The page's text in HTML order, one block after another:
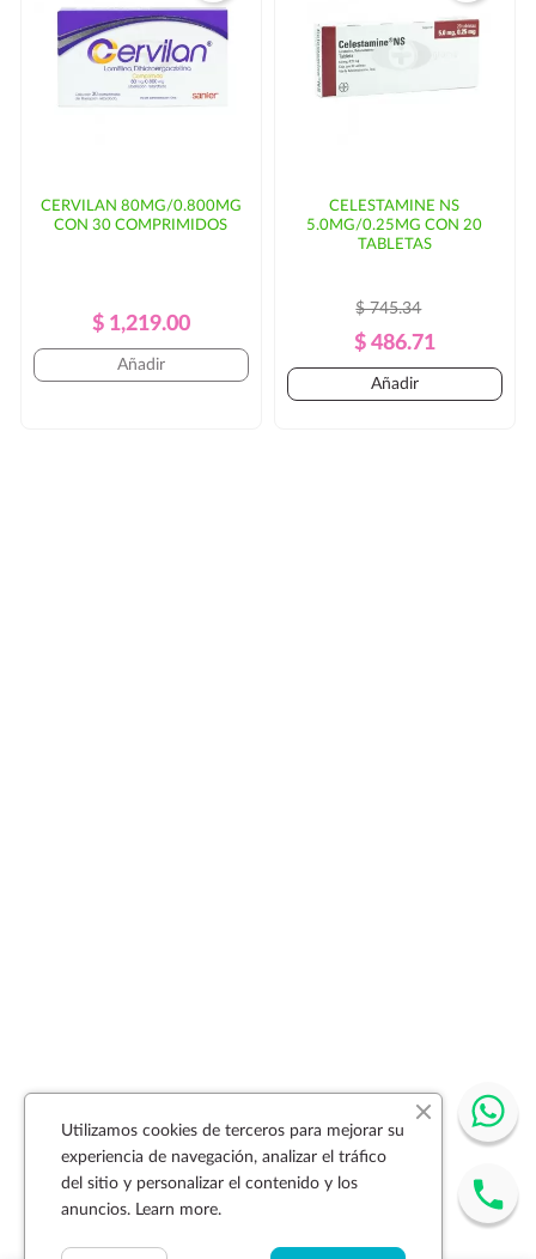
CERVILAN 80MG/0.800MG
CON 30 COMPRIMIDOS
Precio
Regular
Precio
$ 1,219.00
Añadir
CELESTAMINE NS
5.0MG/0.25MG CON 20
TABLETAS
Precio
Regular
$ 745.34
Precio
$ 486.71
Añadir
Utilizamos cookies de terceros para mejorar su
experiencia de navegación, analizar el tráfico
del sitio y personalizar el contenido y los
anuncios. Learn more.